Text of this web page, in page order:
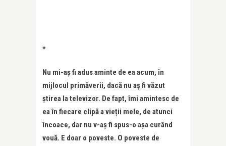
*
Nu mi-aș fi adus aminte de ea acum, în
mijlocul primăverii, dacă nu aș fi văzut
știrea la televizor. De fapt, îmi amintesc de
ea în fiecare clipă a vieții mele, de atunci
încoace, dar nu v-aș fi spus-o așa curând
vouă. E doar o poveste. O poveste de